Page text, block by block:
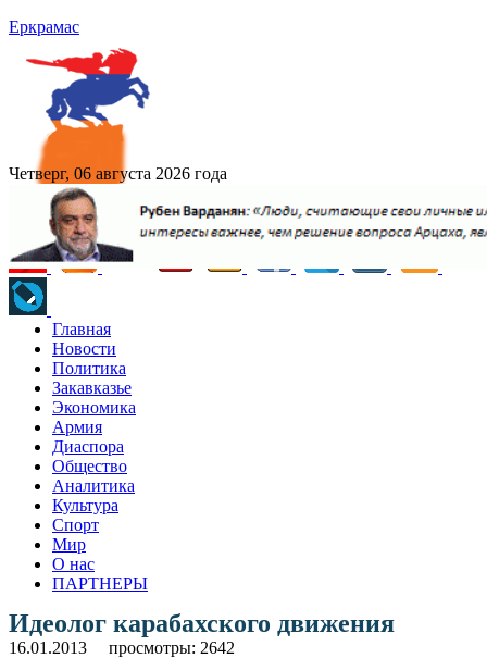
Еркрамас
Четверг, 06 августа 2026 года
Главная
Новости
Политика
Закавказье
Экономика
Армия
Диаспора
Общество
Аналитика
Культура
Спорт
Мир
О нас
ПАРТНЕРЫ
Идеолог карабахского движения
16.01.2013 просмотры: 2642